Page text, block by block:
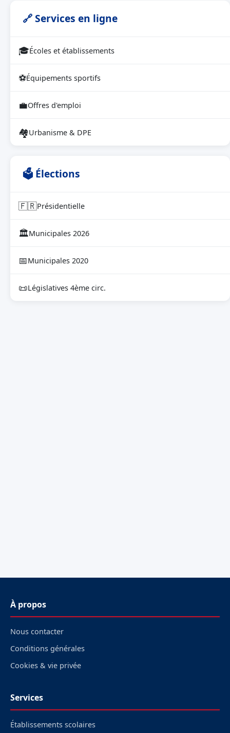
🔗 Services en ligne
🎓Écoles et établissements
⚽Équipements sportifs
💼Offres d'emploi
🏘Urbanisme & DPE
🗳 Élections
🇫🇷Présidentielle
🏛Municipales 2026
📅Municipales 2020
📜Législatives 4ème circ.
À propos
Nous contacter
Conditions générales
Cookies & vie privée
Services
Établissements scolaires